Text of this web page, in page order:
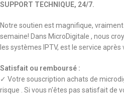
SUPPORT TECHNIQUE, 24/7.
Notre soutien est magnifique,
semaine! Dans MicroDigitale , nous
les systèmes IPTV, est le service après
Satisfait ou remboursé :
✓ Votre souscription achats de
risque . Si vous n'êtes pas satisfait de